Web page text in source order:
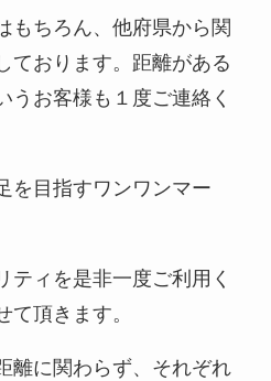
もちろん、他府県から関
ております。距離がある
うお客様も１度ご連絡く
を目指すワンワンマー
ティを是非一度ご利用く
て頂きます。
離に関わらず、それぞれ